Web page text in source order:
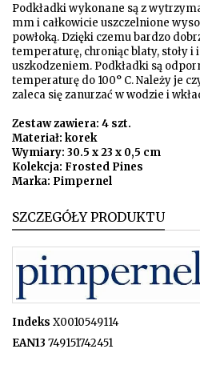
Podkładki wykonane są z
mm i całkowicie uszczelnione
powłoką. Dzięki czemu bardzo
temperaturę, chroniąc blaty, stoły
uszkodzeniem. Podkładki są
temperaturę do 100° C. Należy je
zaleca się zanurzać w wodzie i
Zestaw zawiera: 4 szt.
Materiał: korek
Wymiary: 30.5 x 23 x 0,5 cm
Kolekcja: Frosted Pines
Marka: Pimpernel
SZCZEGÓŁY PRODUKTU
Indeks X0010549114
EAN13 749151742451